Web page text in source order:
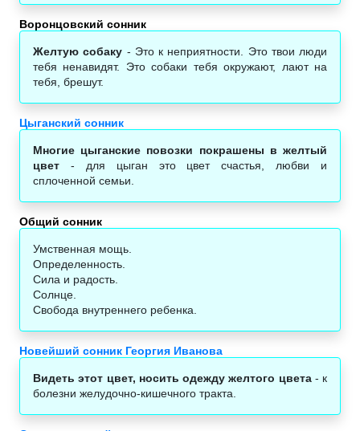
Воронцовский сонник‎
Желтую собаку - Это к неприятности. Это твои люди
тебя ненавидят. Это собаки тебя окружают, лают на
тебя, брешут.
Цыганский сонник
Многие цыганские повозки покрашены в желтый
цвет - для цыган это цвет счастья, любви и
сплоченной семьи.
Общий сонник
Умственная мощь.
Определенность.
Сила и радость.
Солнце.
Свобода внутреннего ребенка.
Новейший сонник Георгия Иванова
Видеть этот цвет, носить одежду желтого цвета- к
болезни желудочно-кишечного тракта.